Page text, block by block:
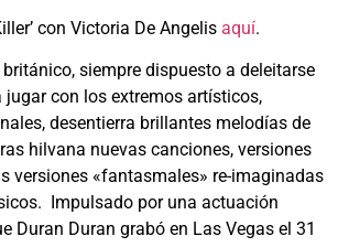
con Victoria De Angelis aquí.
siempre dispuesto a deleitarse
jugar con los extremos artísticos,
desentierra brillantes melodías de
hilvana nuevas canciones, versiones
versiones «fantasmales» re-imaginadas
Impulsado por una actuación
Duran Duran grabó en Las Vegas el 31